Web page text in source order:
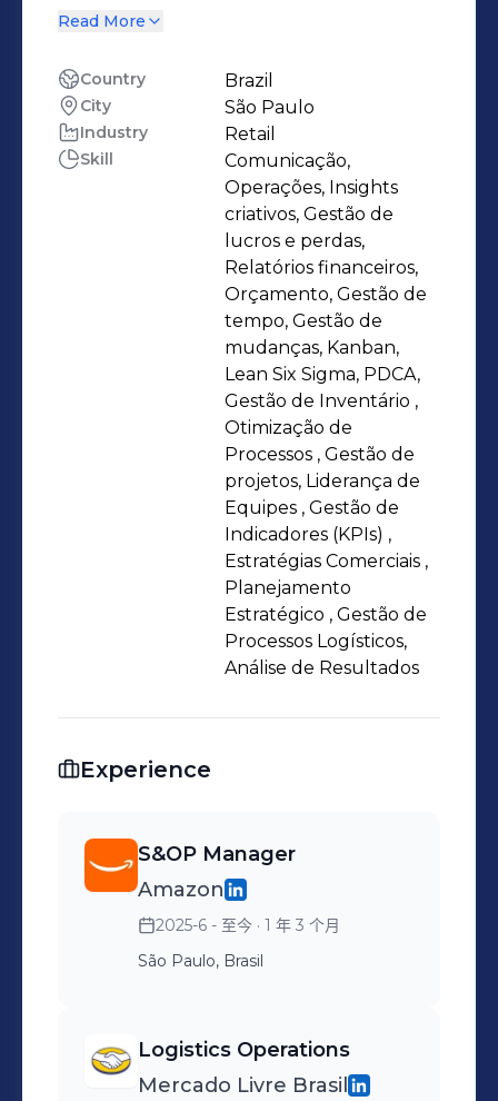
Comercial, com histórico em
forte perfil analítico e foco em
resultados, atuo com planejamento
estratégico de demanda e vendas,
liderando equipes de alta
performance e promovendo soluções
inovadoras para otimização de
processos. Tenho habilidade em
engajar times, identificar
oportunidades de negócios e alinhar
operações às estratégias de
crescimento da organização. Estou
em constante busca por desafios que
permitam aplicar minha expertise
para gerar impacto positivo nos
resultados e contribuir para o sucesso
sustentável da empresa.
Read More
Country Brazil
City São Paulo
Industry Retail
Skill
Comunicação,
Operações, Insights
criativos, Gestão de
lucros e perdas,
Relatórios financeiros,
Orçamento, Gestão de
tempo, Gestão de
mudanças, Kanban,
Lean Six Sigma, PDCA,
Gestão de Inventário ,
Otimização de
Processos , Gestão de
projetos, Liderança de
Equipes , Gestão de
Indicadores (KPIs) ,
Estratégias Comerciais ,
Planejamento
Estratégico , Gestão de
Processos Logísticos,
Análise de Resultados
Experience
S&OP Manager
Amazon
2025-6 - 至今 · 1 年 3 个月
São Paulo, Brasil
Logistics Operations
Mercado Livre Brasil